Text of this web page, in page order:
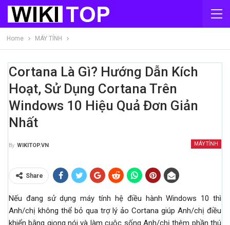
Home MÁY TÍNH
Cortana Là Gì? Hướng Dẫn Kích
Hoạt, Sử Dụng Cortana Trên
Windows 10 Hiệu Quả Đơn Giản
Nhất
MÁY TÍNH
By WIKITOP.VN
Share
Nếu đang sử dụng máy tính hệ điều hành Windows 10 thì
Anh/chị không thể bỏ qua trợ lý ảo Cortana giúp Anh/chị điều
khiển bằng giọng nói và làm cuộc sống Anh/chị thêm phần thú